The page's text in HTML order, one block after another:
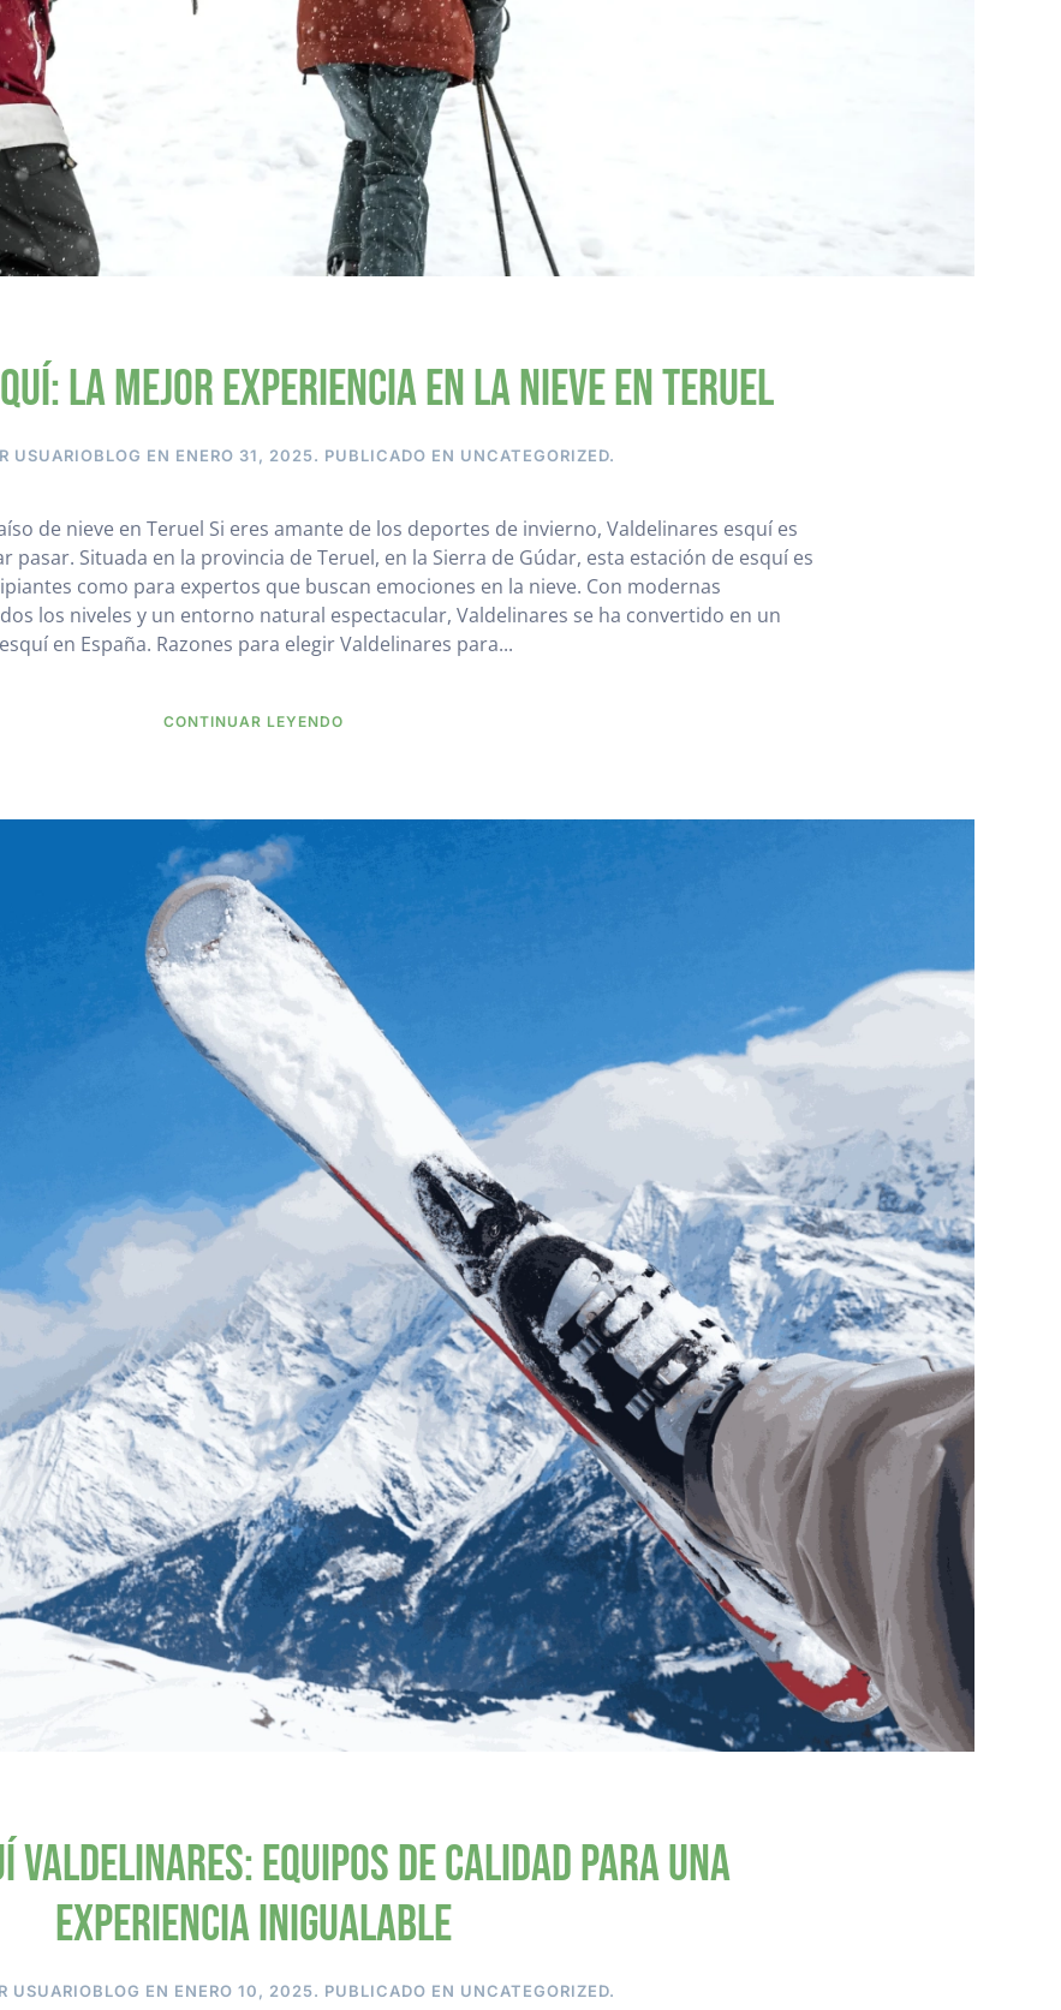
La mejor experiencia en la nieve en Teruel
USUARIOBLOG EN ENERO 31, 2025. PUBLICADO EN UNCATEGORIZED.
de nieve en Teruel Si eres amante de los deportes de invierno, Valdelinares esquí es
pasar. Situada en la provincia de Teruel, en la Sierra de Gúdar, esta estación de esquí es
como para expertos que buscan emociones en la nieve. Con modernas
los niveles y un entorno natural espectacular, Valdelinares se ha convertido en un
en España. Razones para elegir Valdelinares para...
CONTINUAR LEYENDO
Equipos de calidad para una
experiencia inigualable
USUARIOBLOG EN ENERO 10, 2025. PUBLICADO EN UNCATEGORIZED.